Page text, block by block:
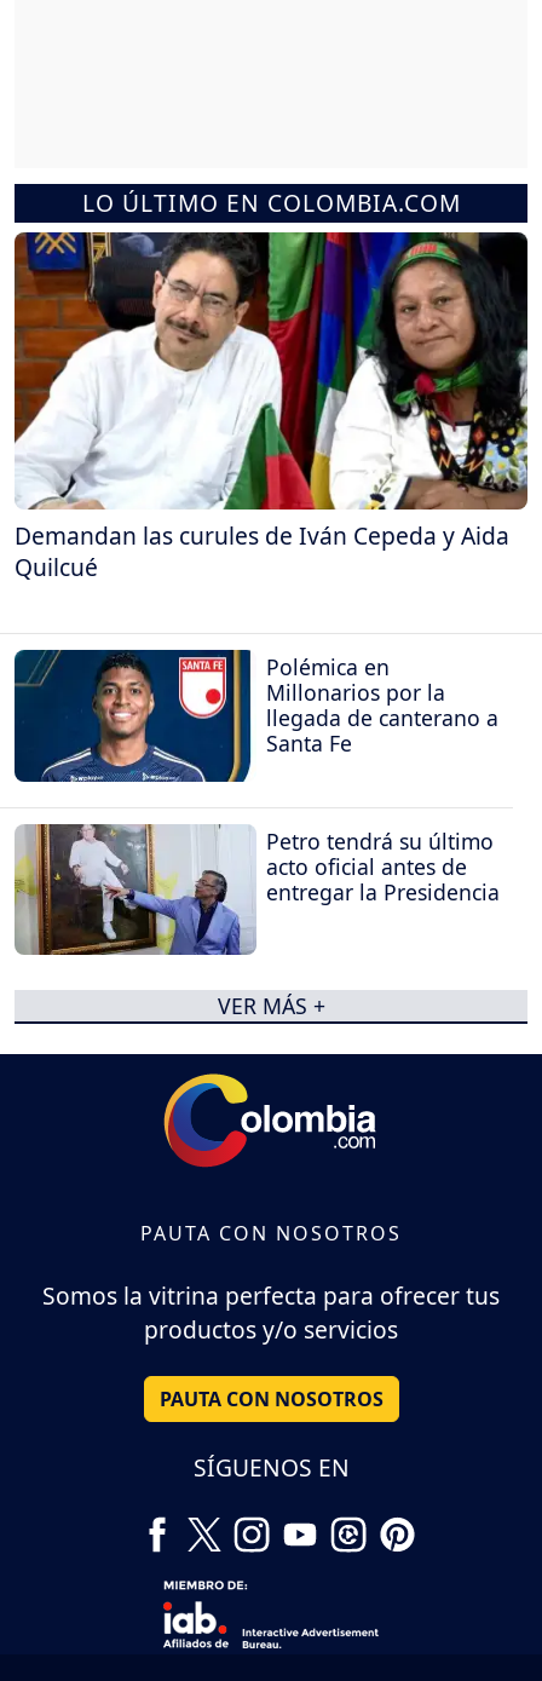
LO ÚLTIMO EN COLOMBIA.COM
Demandan las curules de Iván Cepeda y Aida
Quilcué
Polémica en
Millonarios por la
llegada de canterano a
Santa Fe
Petro tendrá su último
acto oficial antes de
entregar la Presidencia
VER MÁS +
PAUTA CON NOSOTROS
Somos la vitrina perfecta para ofrecer tus
productos y/o servicios
PAUTA CON NOSOTROS
SÍGUENOS EN